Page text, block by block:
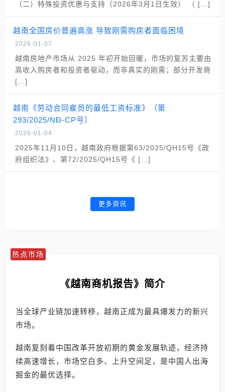
（二）特殊投资优惠与支持（2026年3月1日生效） （ […]
越南全国房价普遍高涨 导致刚需购房者面临困境
2026-01-07
越南房地产市场从 2025 年初开始回暖，市场的复苏主要由
高收入购房者和投资者驱动，而非真实的刚需；部分开发商
[…]
越南《劳动合同雇员的最低工资标准》（第
293/2025/NĐ-CP号）
2026-01-04
2025年11月10日，越南政府根据第63/2025/QH15号《政
府组织法》、第72/2025/QH15号《 […]
更多资讯
热点市场
《越南商机报告》简介
当全球产业链加速转移，越南正成为最具爆发力的新兴
市场。
越南复刻着中国改革开放初期的黄金发展轨迹，经济持
续高速增长，市场空白多、上升空间足，是中国人出海
掘金的最优选择。